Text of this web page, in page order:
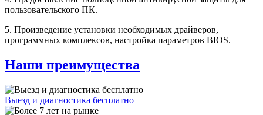
пользовательского ПК.
5. Произведение установки необходимых драйверов,
программных комплексов, настройка параметров BIOS.
Наши преимущества
Выезд и диагностика бесплатно